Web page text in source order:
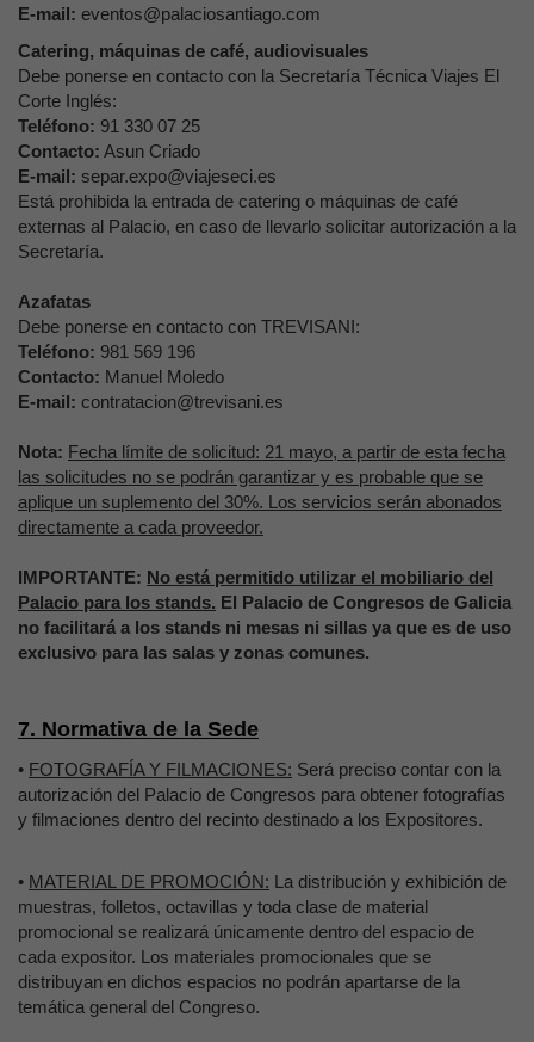
E-mail: eventos@palaciosantiago.com
Catering, máquinas de café, audiovisuales
Debe ponerse en contacto con la Secretaría Técnica Viajes El
Corte Inglés:
Teléfono: 91 330 07 25
Contacto: Asun Criado
E-mail: separ.expo@viajeseci.es
Está prohibida la entrada de catering o máquinas de café
externas al Palacio, en caso de llevarlo solicitar autorización a la
Secretaría.
Azafatas
Debe ponerse en contacto con TREVISANI:
Teléfono: 981 569 196
Contacto: Manuel Moledo
E-mail: contratacion@trevisani.es
Nota: Fecha límite de solicitud: 21 mayo, a partir de esta fecha
las solicitudes no se podrán garantizar y es probable que se
aplique un suplemento del 30%. Los servicios serán abonados
directamente a cada proveedor.
IMPORTANTE: No está permitido utilizar el mobiliario del
Palacio para los stands. El Palacio de Congresos de Galicia
no facilitará a los stands ni mesas ni sillas ya que es de uso
exclusivo para las salas y zonas comunes.
7. Normativa de la Sede
• FOTOGRAFÍA Y FILMACIONES: Será preciso contar con la
autorización del Palacio de Congresos para obtener fotografías
y filmaciones dentro del recinto destinado a los Expositores.
• MATERIAL DE PROMOCIÓN: La distribución y exhibición de
muestras, folletos, octavillas y toda clase de material
promocional se realizará únicamente dentro del espacio de
cada expositor. Los materiales promocionales que se
distribuyan en dichos espacios no podrán apartarse de la
temática general del Congreso.